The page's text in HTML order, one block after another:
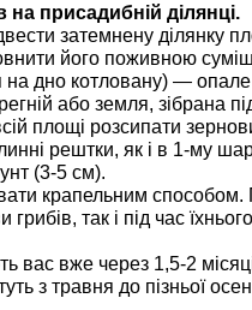
присадибній ділянці.
затемнену ділянку
його поживною
на дно котловану) —
або земля, зібрана
площі розсипати
рештки, як і в 1-му
(3-5 см).
крапельним способом.
так і під час
вас вже через 1,5-2
з травня до пізньої